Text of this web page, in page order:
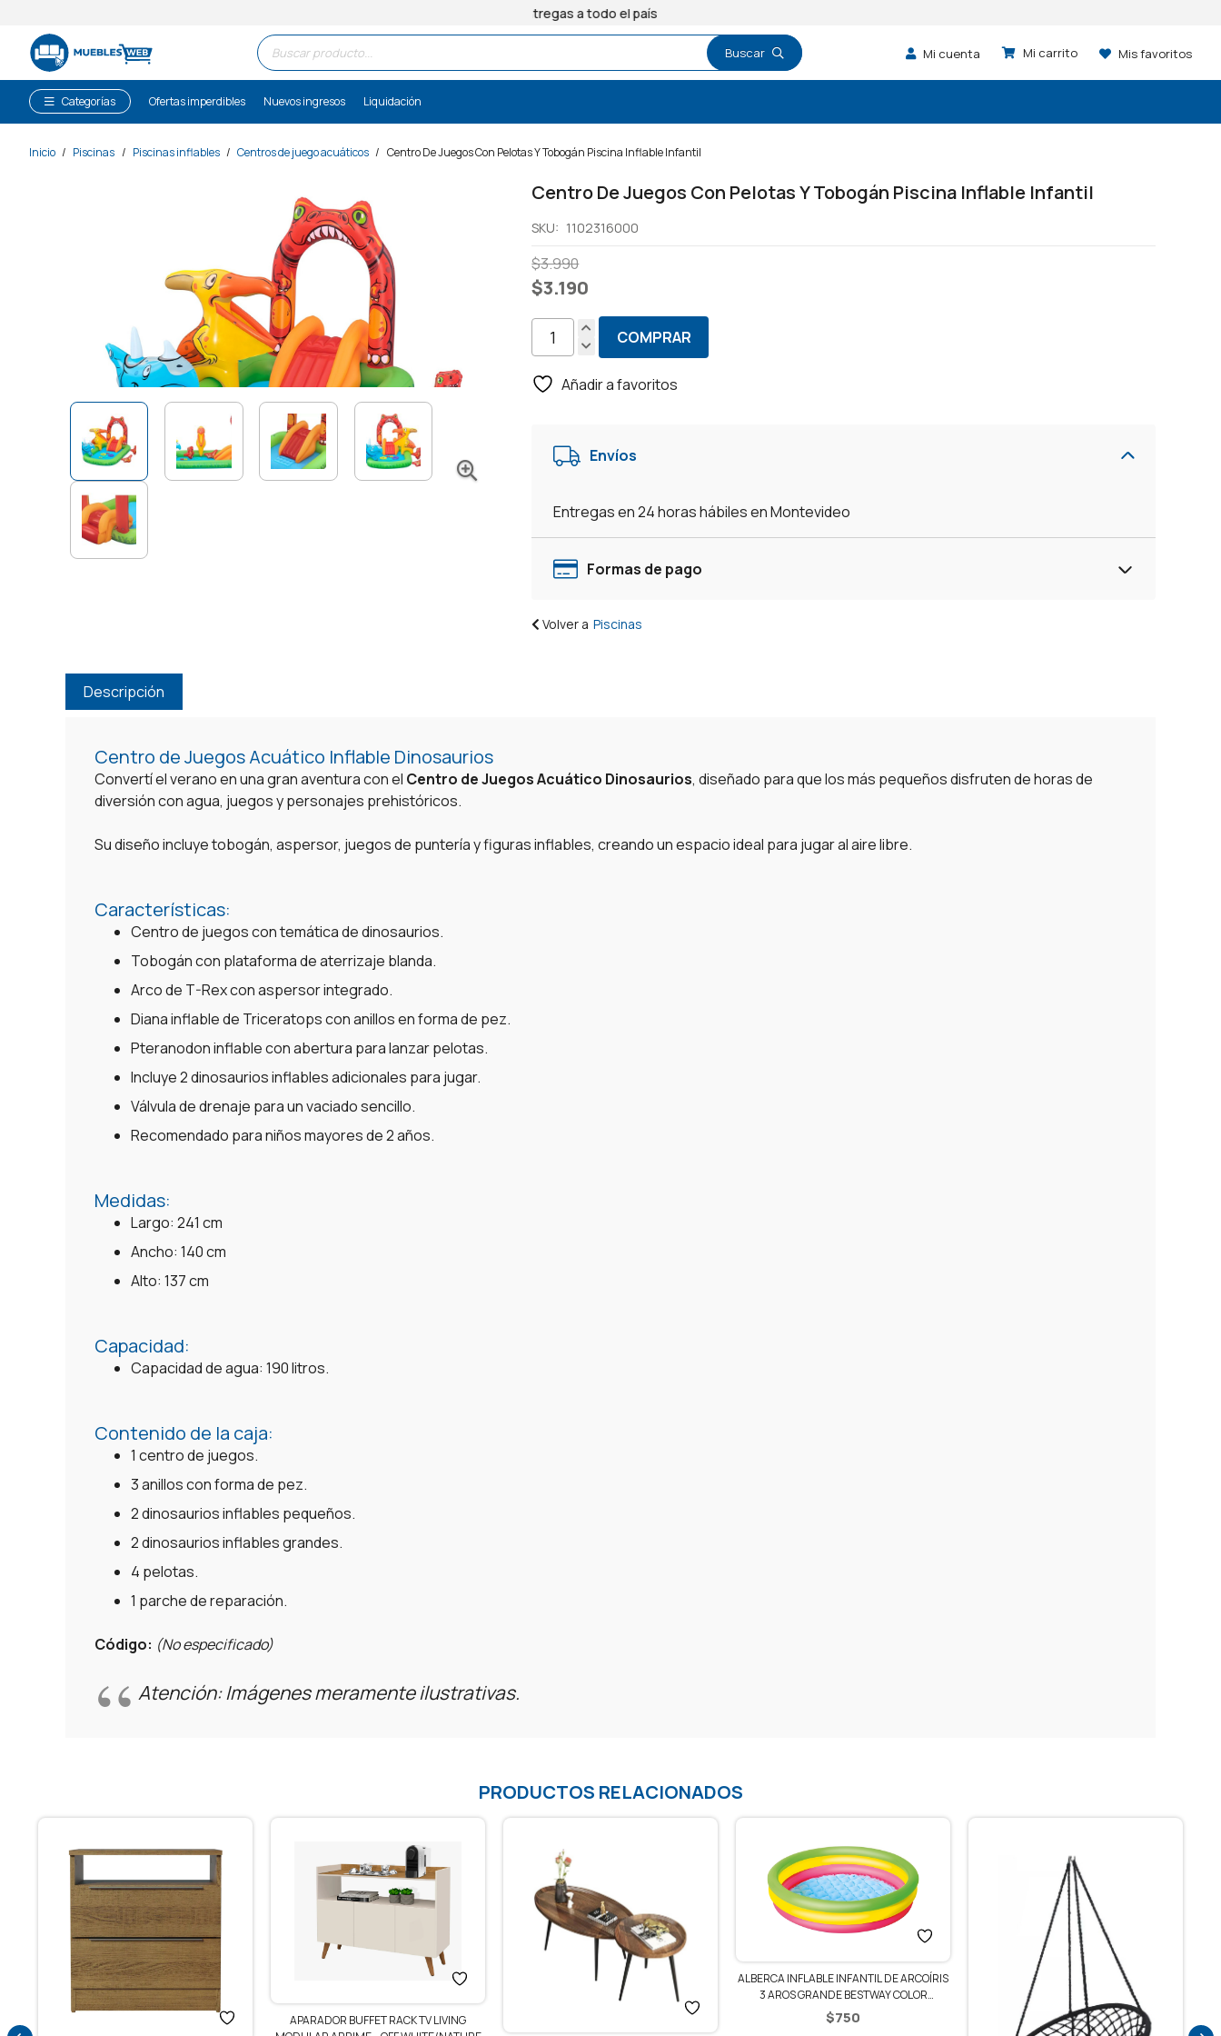
Entregas a todo el país
Búsqueda
de
productos
Mi cuenta Mis favoritos
Categorías Ofertas imperdibles Nuevos ingresos Liquidación
Inicio / Piscinas / Piscinas inflables / Centros de juego acuáticos / Centro De Juegos Con Pelotas Y Tobogán Piscina Inflable Infantil
Centro De Juegos Con Pelotas Y Tobogán Piscina Inflable Infantil
SKU: 1102316000
$3.990
El
precio
era:
$3.990.
$3.190
El
precio
es:
$3.190.
Centro
Juegos
Inflable
Infantil
cantidad
COMPRAR
Añadir a favoritos
Envíos
Entregas en 24 horas hábiles en Montevideo
Formas de pago
Volver a Piscinas
Descripción
Centro de Juegos Acuático Inflable Dinosaurios
Convertí el verano en una gran aventura con el Centro de Juegos Acuático Dinosaurios, diseñado para que los más pequeños disfruten de horas de
diversión con agua, juegos y personajes prehistóricos.
Su diseño incluye tobogán, aspersor, juegos de puntería y figuras inflables, creando un espacio ideal para jugar al aire libre.
Características:
Centro de juegos con temática de dinosaurios.
Tobogán con plataforma de aterrizaje blanda.
Arco de T-Rex con aspersor integrado.
Diana inflable de Triceratops con anillos en forma de pez.
Pteranodon inflable con abertura para lanzar pelotas.
Incluye 2 dinosaurios inflables adicionales para jugar.
Válvula de drenaje para un vaciado sencillo.
Recomendado para niños mayores de 2 años.
Medidas:
Largo: 241 cm
Ancho: 140 cm
Alto: 137 cm
Capacidad:
Capacidad de agua: 190 litros.
Contenido de la caja:
1 centro de juegos.
3 anillos con forma de pez.
2 dinosaurios inflables pequeños.
2 dinosaurios inflables grandes.
4 pelotas.
1 parche de reparación.
Código: (No especificado)
Atención: Imágenes meramente ilustrativas.
PRODUCTOS RELACIONADOS
APARADOR BUFFET RACK TV LIVING
ALBERCA INFLABLE INFANTIL DE ARCOÍRIS
3 AROS GRANDE BESTWAY COLOR